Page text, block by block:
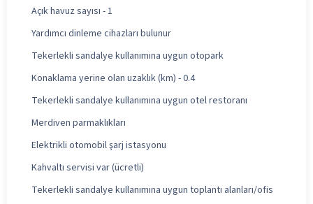
Açık havuz sayısı - 1
Yardımcı dinleme cihazları bulunur
Tekerlekli sandalye kullanımına uygun otopark
Konaklama yerine olan uzaklık (km) - 0.4
Tekerlekli sandalye kullanımına uygun otel restoranı
Merdiven parmaklıkları
Elektrikli otomobil şarj istasyonu
Kahvaltı servisi var (ücretli)
Tekerlekli sandalye kullanımına uygun toplantı alanları/ofis